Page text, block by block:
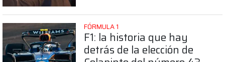
FÓRMULA 1
F1: la historia que hay
detrás de la elección de